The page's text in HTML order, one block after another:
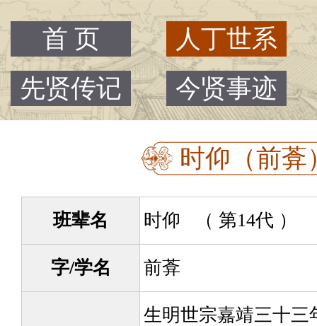
首 页
人丁世系
先贤传记
今贤事迹
时仰（前葊
班辈名 时仰 （ 第14代 ）
字/学名 前葊
生明世宗嘉靖三十三